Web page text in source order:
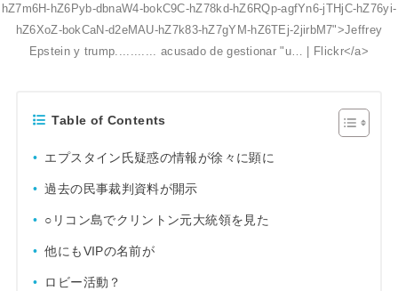
hZ7m6H-hZ6Pyb-dbnaW4-bokC9C-hZ78kd-hZ6RQp-agfYn6-jTHjC-hZ76yi-
hZ6XoZ-bokCaN-d2eMAU-hZ7k83-hZ7gYM-hZ6TEj-2jirbM7">Jeffrey
Epstein y trump........... acusado de gestionar "u… | Flickr</a>
Table of Contents
エプスタイン氏疑惑の情報が徐々に顕に
過去の民事裁判資料が開示
○リコン島でクリントン元大統領を見た
他にもVIPの名前が
ロビー活動？